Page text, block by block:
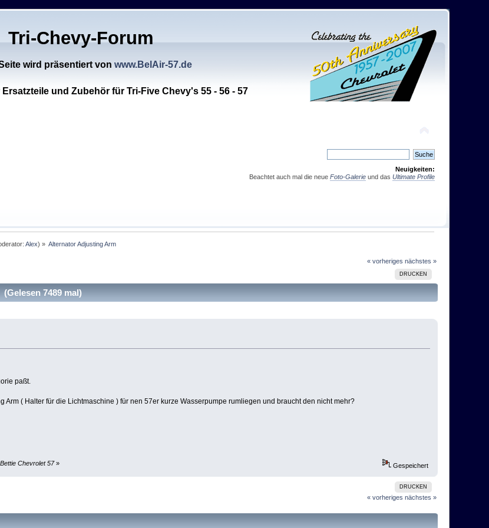
Tri-Chevy-Forum
wird präsentiert von www.BelAir-57.de
und Zubehör für Tri-Five Chevy's 55 - 56 - 57
Neuigkeiten:
Beachtet auch mal die neue Foto-Galerieund das Ultimate Profile
Alex) » Alternator Adjusting Arm
« vorheriges nächstes »
DRUCKEN
7489 mal)
paßt.
Arm ( Halter für die Lichtmaschine ) für nen 57er kurze Wasserpumpe rumliegen und braucht den nicht mehr?
Chevrolet 57» Gespeichert
DRUCKEN
« vorheriges nächstes »